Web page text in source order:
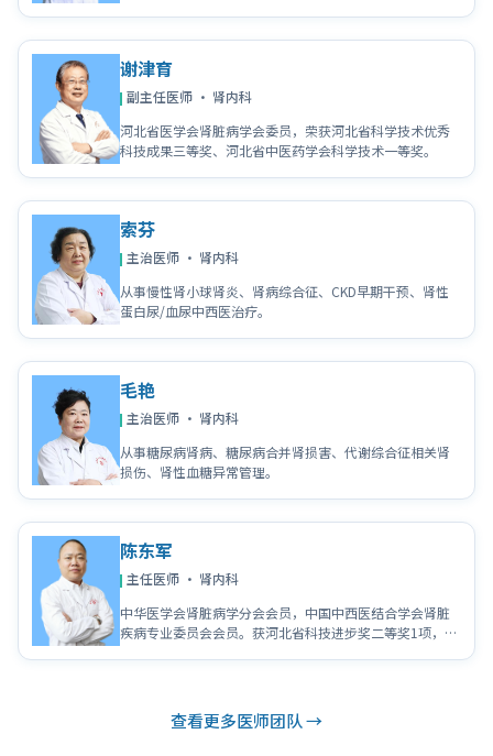
谢津育
副主任医师 · 肾内科
河北省医学会肾脏病学会委员，荣获河北省科学技术优秀
科技成果三等奖、河北省中医药学会科学技术一等奖。
索芬
主治医师 · 肾内科
从事慢性肾小球肾炎、肾病综合征、CKD早期干预、肾性
蛋白尿/血尿中西医治疗。
毛艳
主治医师 · 肾内科
从事糖尿病肾病、糖尿病合并肾损害、代谢综合征相关肾
损伤、肾性血糖异常管理。
陈东军
主任医师 · 肾内科
中华医学会肾脏病学分会会员，中国中西医结合学会肾脏
疾病专业委员会会员。获河北省科技进步奖二等奖1项，完
查看更多医师团队 →